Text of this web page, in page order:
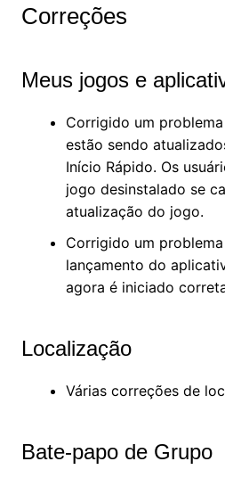
Correções
Meus jogos e
Corrigido um
estão sendo
Início Rápido. Os
jogo desinstalado se
atualização do jogo.
Corrigido um
lançamento do
agora é iniciado
Localização
Várias correções de
Bate-papo de Grupo